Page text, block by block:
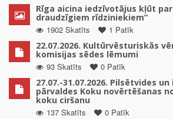
Rīga aicina iedzīvotājus kļūt par
draudzīgiem rīdziniekiem”
1902 Skatīts
1 Patīk
22.07.2026. Kultūrvēsturiskās
komisijas sēdes lēmumi
93 Skatīts
0 Patīk
27.07.-31.07.2026. Pilsētvides
pārvaldes Koku novērtēšanas
koku ciršanu
137 Skatīts
0 Patīk